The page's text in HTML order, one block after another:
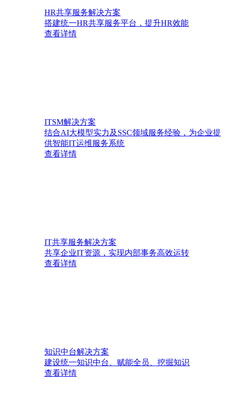
HR共享服务解决方案
搭建统一HR共享服务平台，提升HR效能
查看详情
ITSM解决方案
结合AI大模型实力及SSC领域服务经验，为企业提
供智能IT运维服务系统
查看详情
IT共享服务解决方案
共享企业IT资源，实现内部事务高效运转
查看详情
知识中台解决方案
建设统一知识中台、赋能全员、挖掘知识
查看详情